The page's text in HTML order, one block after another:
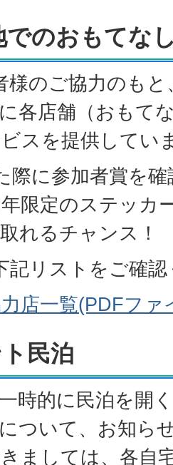
でのおもてな
様のご協力のも
各店舗（おもて
スを提供してい
際に参加者賞を
限定のステッカ
れるチャンス！
記リストをご確
店一覧(PDFファ
民泊
時的に民泊を開
ついて、お知ら
ましては、各自